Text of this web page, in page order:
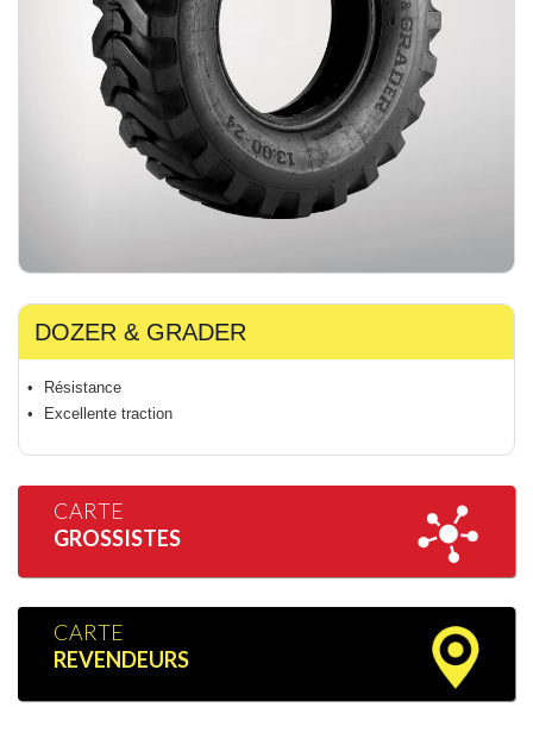
DOZER & GRADER
Résistance
Excellente traction
CARTE
GROSSISTES
CARTE
REVENDEURS